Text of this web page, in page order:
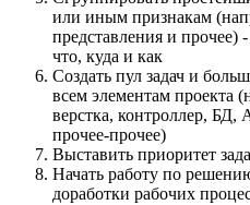
или иным признакам
представления и
что, куда и как
Создать пул задач и
всем элементам проекта
верстка, контроллер,
прочее-прочее)
Выставить приоритет
Начать работу по
доработки рабочих